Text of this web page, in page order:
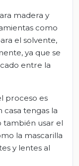
madera y
como
el solvente,
ya que se
entre la
proceso es
tengas la
también usar el
la mascarilla
y lentes al